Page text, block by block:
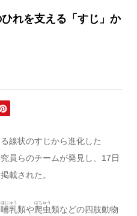
れを支える「すじ」か
線状のすじから進化した
員らのチームが発見し、17日
載された。
哺乳
ほにゅう
類や爬虫
はちゅう
類などの四肢動物